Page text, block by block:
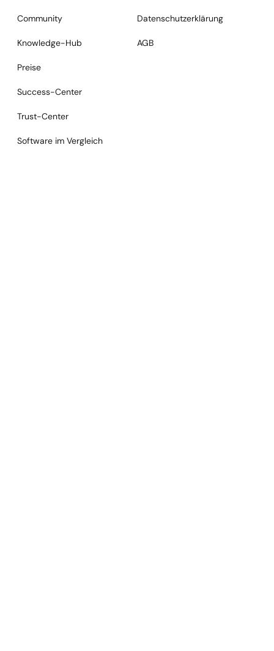
Community
Knowledge-Hub
Preise
Success-Center
Trust-Center
Software im Vergleich
Datenschutzerklärung
AGB